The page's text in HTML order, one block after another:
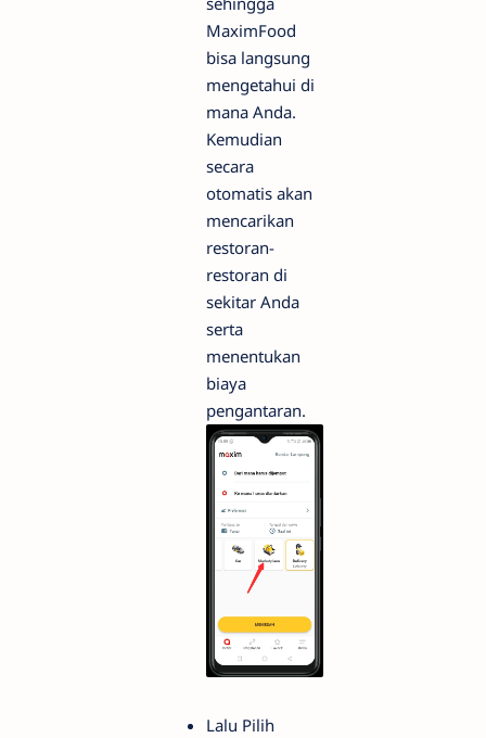
MaximFood
bisa langsung
mengetahui di
mana Anda.
Kemudian
secara
otomatis akan
mencarikan
restoran-
restoran di
sekitar Anda
serta
menentukan
biaya
pengantaran.
Lalu Pilih